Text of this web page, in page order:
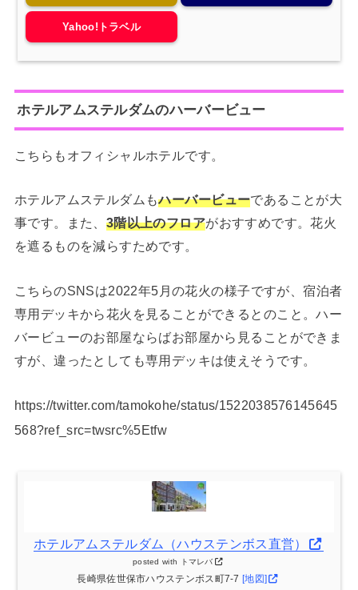
Yahoo!トラベル
ホテルアムステルダムのハーバービュー
こちらもオフィシャルホテルです。
ホテルアムステルダムもハーバービューであることが大
事です。また、 3階以上のフロアがおすすめです。花火
を遮るものを減らすためです。
こちらのSNSは2022年5月の花火の様子ですが、宿泊者
専用デッキから花火を見ることができるとのこと。ハー
バービューのお部屋ならばお部屋から見ることができま
すが、違ったとしても専用デッキは使えそうです。
https://twitter.com/tamokohe/status/1522038576145645
568?ref_src=twsrc%5Etfw
ホテルアムステルダム（ハウステンボス直営）
posted with トマレバ
長崎県佐世保市ハウステンボス町7-7[地図]